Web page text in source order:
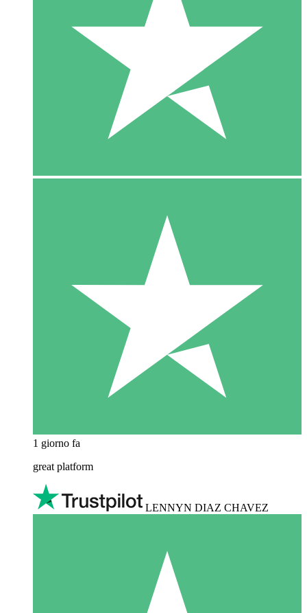
1 giorno fa
great platform
LENNYN DIAZ CHAVEZ